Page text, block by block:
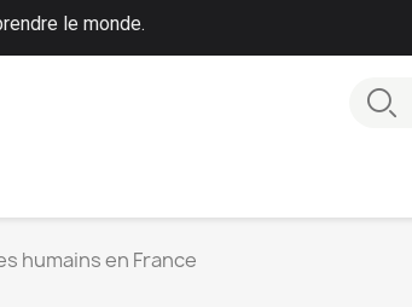
le monde.
humains en France